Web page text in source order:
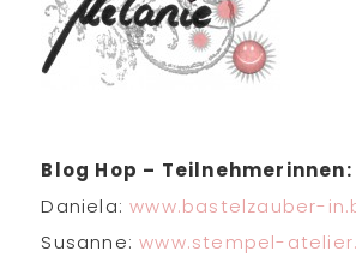
Blog Hop – Teilnehmerinnen:
Daniela:www.bastelzauber-
Susanne:www.stempel-